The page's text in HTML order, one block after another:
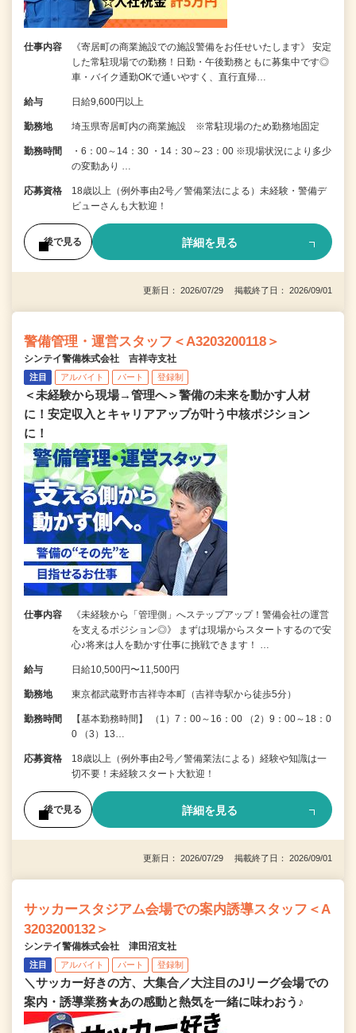
仕事内容
《寄居町の商業施設での施設警備をお任せいたします》 安定
した常駐現場での勤務！日勤・午後勤務ともに募集中です◎
車・バイク通勤OKで通いやすく、直行直帰…
給与 日給9,600円以上
勤務地 埼玉県寄居町内の商業施設 ※常駐現場のため勤務地固定
勤務時間
・6：00～14：30 ・14：30～23：00 ※現場状況により多少
の変動あり …
応募資格
18歳以上（例外事由2号／警備業法による）未経験・警備デ
ビューさんも大歓迎！
後で見る 詳細を見る
更新日： 2026/07/29 掲載終了日： 2026/09/01
警備管理・運営スタッフ＜A3203200118＞
シンテイ警備株式会社 吉祥寺支社
注目 アルバイト パート 登録制
＜未経験から現場→管理へ＞警備の未来を動かす人材
に！安定収入とキャリアアップが叶う中核ポジション
に！
仕事内容
《未経験から「管理側」へステップアップ！警備会社の運営
を支えるポジション◎》 まずは現場からスタートするので安
心♪将来は人を動かす仕事に挑戦できます！ …
給与 日給10,500円〜11,500円
勤務地 東京都武蔵野市吉祥寺本町（吉祥寺駅から徒歩5分）
勤務時間
【基本勤務時間】 （1）7：00～16：00 （2）9：00～18：0
0 （3）13…
応募資格
18歳以上（例外事由2号／警備業法による）経験や知識は一
切不要！未経験スタート大歓迎！
後で見る 詳細を見る
更新日： 2026/07/29 掲載終了日： 2026/09/01
サッカースタジアム会場での案内誘導スタッフ＜A
3203200132＞
シンテイ警備株式会社 津田沼支社
注目 アルバイト パート 登録制
＼サッカー好きの方、大集合／大注目のJリーグ会場での
案内・誘導業務★あの感動と熱気を一緒に味わおう♪